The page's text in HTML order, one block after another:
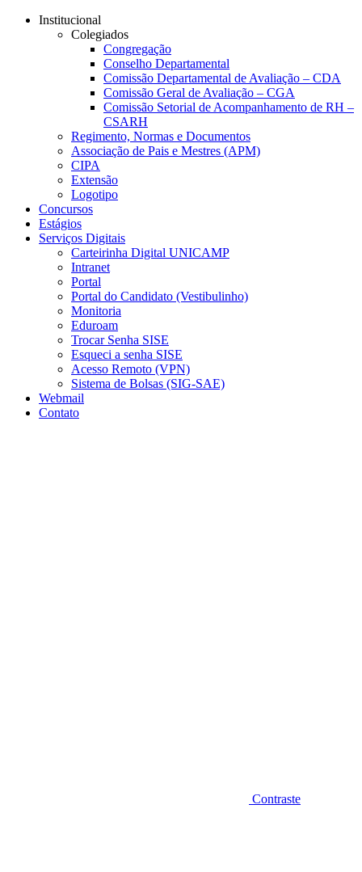
Conteúdo principal
Institucional
Colegiados
Congregação
Conselho Departamental
Comissão Departamental de Avaliação – CDA
Comissão Geral de Avaliação – CGA
Comissão Setorial de Acompanhamento de RH –
CSARH
Regimento, Normas e Documentos
Associação de Pais e Mestres (APM)
CIPA
Extensão
Logotipo
Concursos
Estágios
Serviços Digitais
Carteirinha Digital UNICAMP
Intranet
Portal
Portal do Candidato (Vestibulinho)
Monitoria
Eduroam
Trocar Senha SISE
Esqueci a senha SISE
Acesso Remoto (VPN)
Sistema de Bolsas (SIG-SAE)
Webmail
Contato
Contraste